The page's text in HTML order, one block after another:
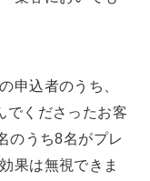
申込者のうち、
でくださったお客
のうち8名がプレ
果は無視できま